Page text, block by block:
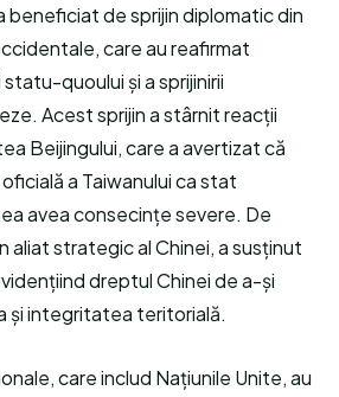
beneficiat de sprijin diplomatic din
care au reafirmat
quoului și a sprijinirii
Acest sprijin a stârnit reacții
Beijingului, care a avertizat că
a Taiwanului ca stat
avea consecințe severe. De
aliat strategic al Chinei, a susținut
dreptul Chinei de a-și
și integritatea teritorială.
care includ Națiunile Unite, au